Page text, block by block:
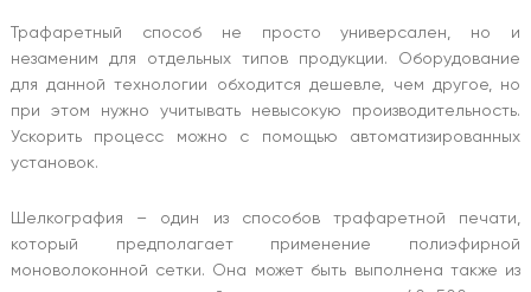
Трафаретный способ не просто универсален, но и
незаменим для отдельных типов продукции. Оборудование
для данной технологии обходится дешевле, чем другое, но
при этом нужно учитывать невысокую производительность.
Ускорить процесс можно с помощью автоматизированных
установок.
Шелкография – один из способов трафаретной печати,
который предполагает применение полиэфирной
моноволоконной сетки. Она может быть выполнена также из